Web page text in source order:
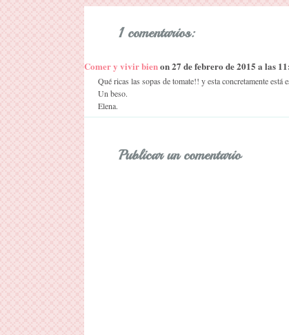
1 comentarios:
Comer y vivir bienon 27 de febrero de 2015 a las
Qué ricas las sopas de tomate!! y esta concretamente
Un beso.
Elena.
Publicar un comentario